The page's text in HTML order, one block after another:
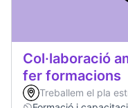
Col·laboració
fer formacions
Treballem el pla